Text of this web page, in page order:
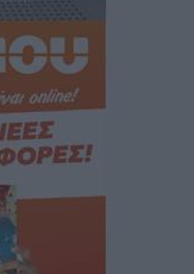
της Χαρούλας
που οδήγησαν στο
21 Αυγούστου
Ρόδου